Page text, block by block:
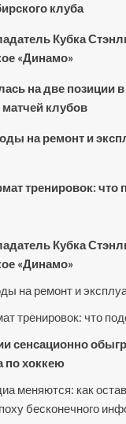
клуба
Кубка
«Динамо»
на две позиции
клубов
на ремонт и
тренировок: что
Кубка
«Динамо»
на ремонт и
тренировок: что
сенсационно
по хоккею
меняются: как
бесконечного